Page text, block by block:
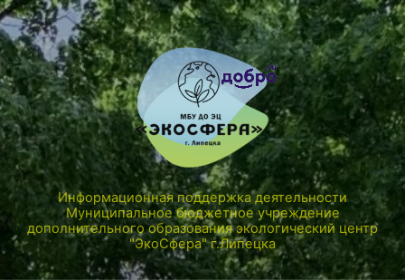
Информационная поддержка деятельности
Муниципальное бюджетное учреждение
дополнительного образования экологический центр
"ЭкоСфера" г.Липецка